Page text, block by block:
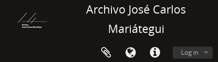
Archivo José Carlos
Mariátegui
Log in